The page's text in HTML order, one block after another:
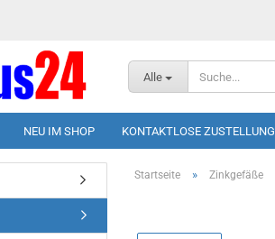
Alle
NEU IM SHOP KONTAKTLOSE ZUSTELLUNG
Startseite » Zinkgefäße